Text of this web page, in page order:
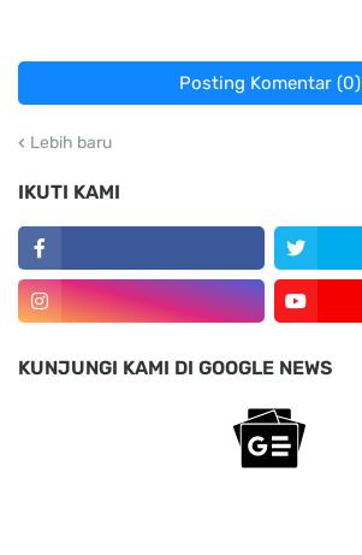
Posting Komentar (0)
Lebih baru
IKUTI KAMI
KUNJUNGI KAMI DI GOOGLE NEWS